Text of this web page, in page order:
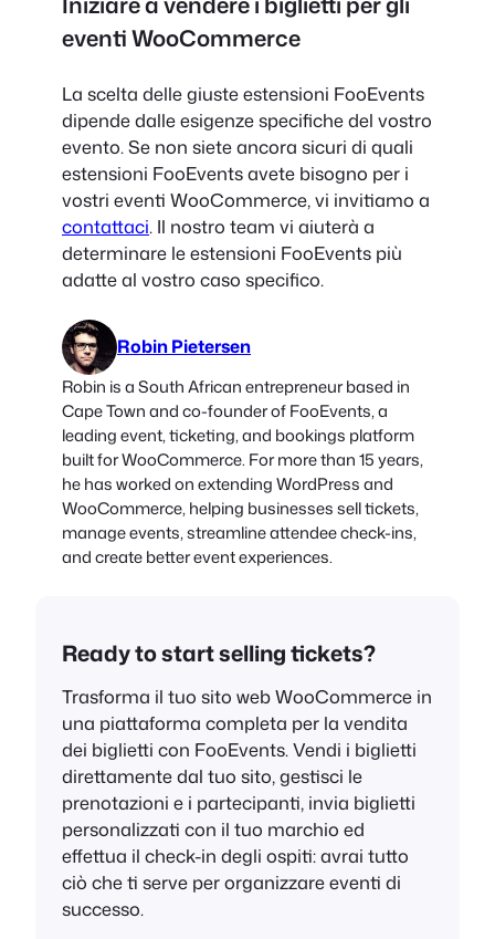
eventi WooCommerce
La scelta delle giuste estensioni FooEvents
dipende dalle esigenze specifiche del vostro
evento. Se non siete ancora sicuri di quali
estensioni FooEvents avete bisogno per i
vostri eventi WooCommerce, vi invitiamo a
contattaci. Il nostro team vi aiuterà a
determinare le estensioni FooEvents più
adatte al vostro caso specifico.
Robin Pietersen
Robin is a South African entrepreneur based in
Cape Town and co-founder of FooEvents, a
leading event, ticketing, and bookings platform
built for WooCommerce. For more than 15 years,
he has worked on extending WordPress and
WooCommerce, helping businesses sell tickets,
manage events, streamline attendee check-ins,
and create better event experiences.
Ready to start selling tickets?
Trasforma il tuo sito web WooCommerce in
una piattaforma completa per la vendita
dei biglietti con FooEvents. Vendi i biglietti
direttamente dal tuo sito, gestisci le
prenotazioni e i partecipanti, invia biglietti
personalizzati con il tuo marchio ed
effettua il check-in degli ospiti: avrai tutto
ciò che ti serve per organizzare eventi di
successo.